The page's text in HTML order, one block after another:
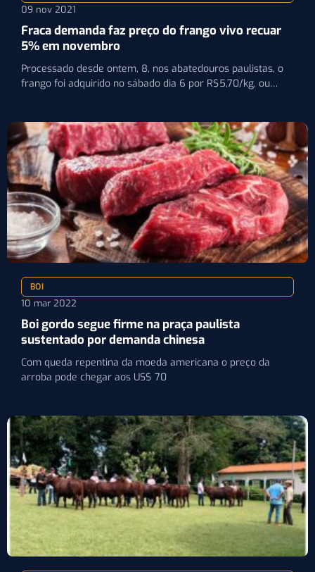
09 nov 2021
Fraca demanda faz preço do frango vivo recuar
5% em novembro
Processado desde ontem, 8, nos abatedouros paulistas, o
frango foi adquirido no sábado dia 6 por R$5,70/kg, ou…
BOI
10 mar 2022
Boi gordo segue firme na praça paulista
sustentado por demanda chinesa
Com queda repentina da moeda americana o preço da
arroba pode chegar aos US$ 70